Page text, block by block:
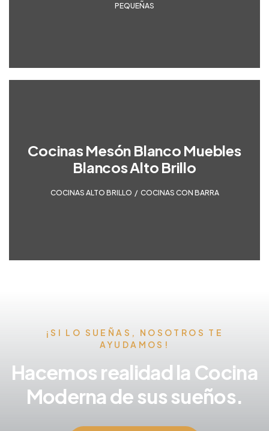
PEQUEÑAS
Cocinas Mesón Blanco Muebles
Blancos Alto Brillo
COCINAS ALTO BRILLO COCINAS CON BARRA
¡SI LO SUEÑAS, NOSOTROS TE
AYUDAMOS!
Hacemos realidad la Cocina
Moderna de sus sueños.